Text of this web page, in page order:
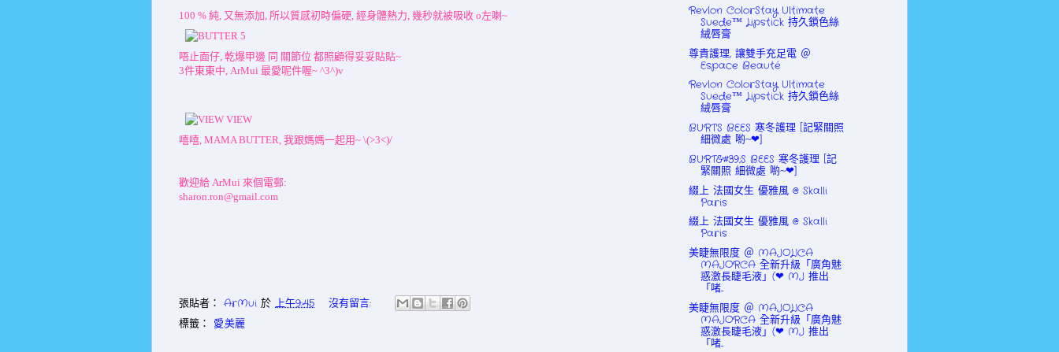
100 % 純, 又無添加, 所以質感初時偏硬, 經身體熱力, 幾秒就被吸收 o左喇~
唔止面仔, 乾爆甲邊 同 關節位 都照顧得妥妥貼貼~
3件東東中, ArMui 最愛呢件喔~ ^3^)v
嘻嘻, MAMA BUTTER, 我跟媽媽一起用~ \(>3<)/
歡迎給 ArMui 來個電郵:
sharon.ron@gmail.com
張貼者： ArMui 於 上午9:45
沒有留言:
標籤： 愛.美麗
Revlon ColorStay Ultimate
Suede™ Lipstick 持久鎖色絲
絨唇膏
尊貴護理, 讓雙手充足電 ＠
Espace Beauté
Revlon ColorStay Ultimate
Suede™ Lipstick 持久鎖色絲
絨唇膏
BURT'S BEES 寒冬護理 [記緊關照
細微處 喲~❤]
BURT&#39;S BEES 寒冬護理 [記
緊關照 細微處 喲~❤]
綴上 法國女生 優雅風 @ Skalli
Paris
綴上 法國女生 優雅風 @ Skalli
Paris
美睫無限度 ＠ MAJOLICA
MAJORCA 全新升級「廣角魅
惑激長睫毛液」(❤ MJ 推出
「啫...
美睫無限度 ＠ MAJOLICA
MAJORCA 全新升級「廣角魅
惑激長睫毛液」(❤ MJ 推出
「啫...